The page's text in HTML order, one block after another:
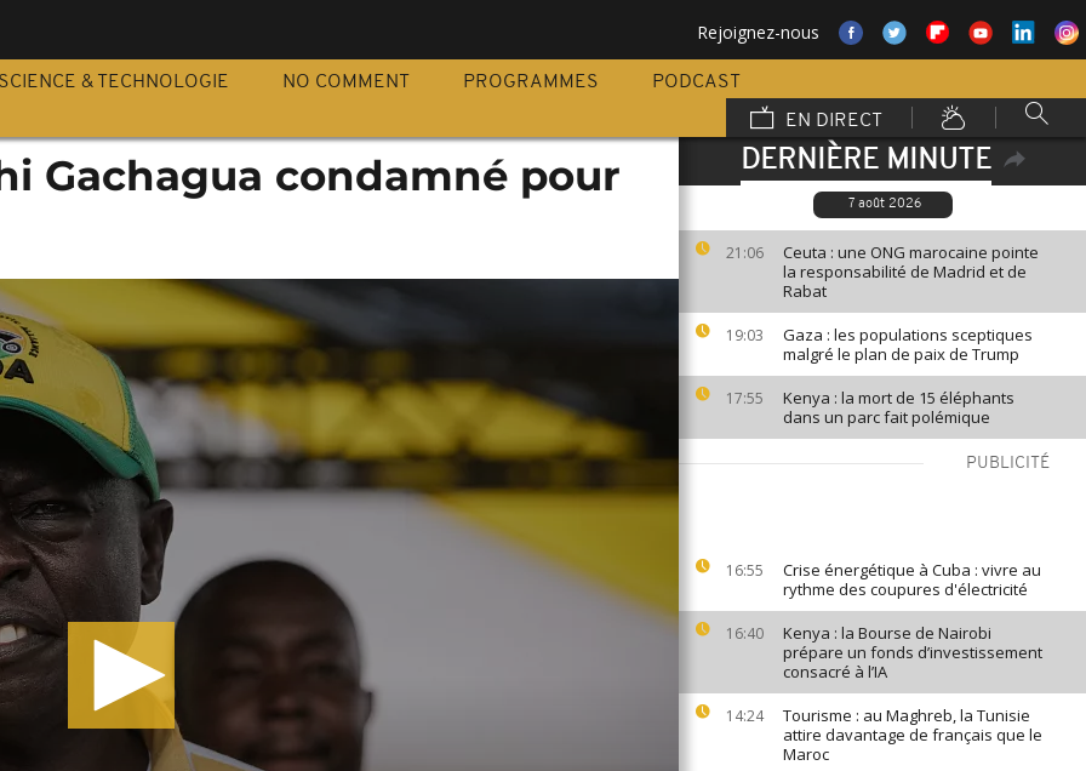
Rejoignez-nous
SCIENCE & TECHNOLOGIE NO COMMENT PROGRAMMES
PODCAST
EN DIRECT
DERNIÈRE MINUTE
7 août 2026
21:06
Ceuta : une ONG marocaine pointe
la responsabilité de Madrid et de
Rabat
19:03
Gaza : les populations sceptiques
malgré le plan de paix de Trump
17:55
Kenya : la mort de 15 éléphants
dans un parc fait polémique
PUBLICITÉ
16:55
Crise énergétique à Cuba : vivre au
rythme des coupures d'électricité
16:40
Kenya : la Bourse de Nairobi
prépare un fonds d’investissement
consacré à l’IA
14:24
Tourisme : au Maghreb, la Tunisie
attire davantage de français que le
Maroc
Gachagua condamné pour